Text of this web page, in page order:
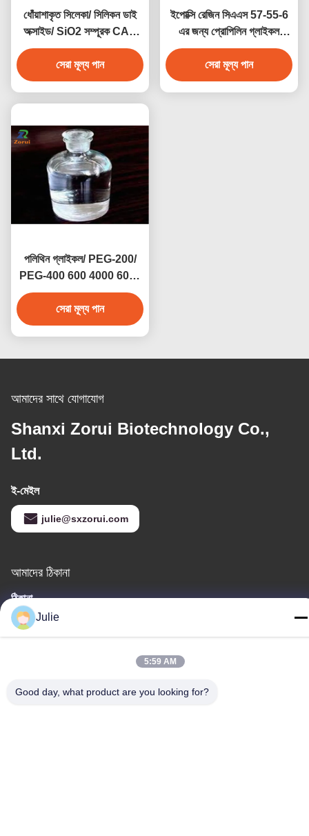
ধোঁয়াশাকৃত সিলেকা/ সিলিকন ডাই
অক্সাইড/ SiO2 সম্পূরক CAS
7631-86-9 E551
সেরা মূল্য পান
ইপোক্সি রেজিন সিএএস 57-55-6
এর জন্য প্রোপিলিন গ্লাইকল
ইন্ডাস্ট্রিয়াল গ্রেড কেমিক্যালস পিজি
সেরা মূল্য পান
পলিথিন গ্লাইকল/ PEG-200/
PEG-400 600 4000 6000
8000 CAS 25322-68-3
সেরা মূল্য পান
আমাদের সাথে যোগাযোগ
Shanxi Zorui Biotechnology Co.,
Ltd.
ই-মেইল
julie@sxzorui.com
আমাদের ঠিকানা
ঠিকানা
No.1107 ট্রায়ামফ বিল্ডিং 6, ইয়ংটাই স্ট্রিট, পিংচেং জেলা, দাতং, শানসি, চীন
Julie
5:59 AM
Good day, what product are you looking for?